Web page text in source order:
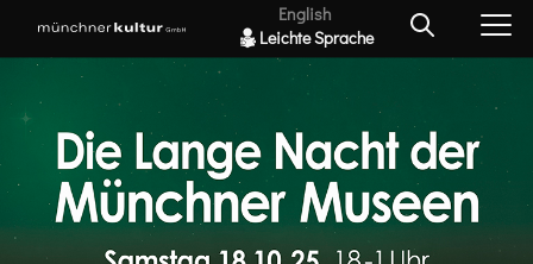
English
Leichte Sprache